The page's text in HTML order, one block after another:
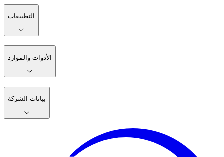
التطبيقات
الأدوات والموارد
بيانات الشركة